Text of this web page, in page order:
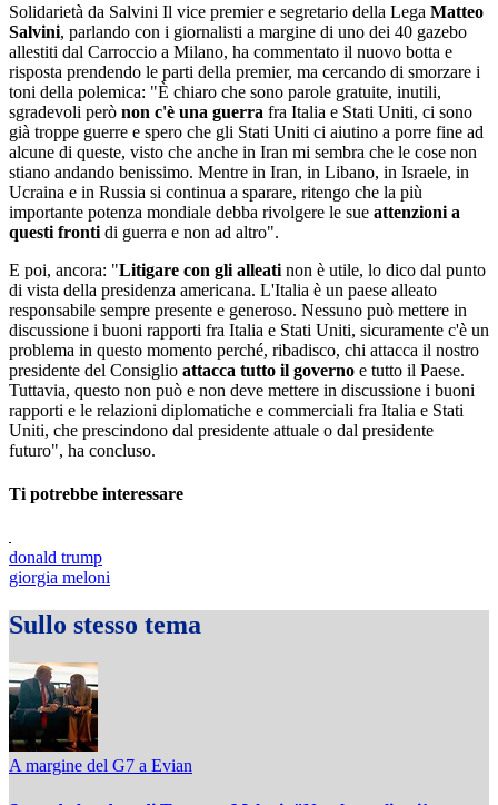
Solidarietà da Salvini Il vice premier e segretario della Lega Matteo
Salvini, parlando con i giornalisti a margine di uno dei 40 gazebo
allestiti dal Carroccio a Milano, ha commentato il nuovo botta e
risposta prendendo le parti della premier, ma cercando di smorzare i
toni della polemica: "È chiaro che sono parole gratuite, inutili,
sgradevoli però non c'è una guerra fra Italia e Stati Uniti, ci sono
già troppe guerre e spero che gli Stati Uniti ci aiutino a porre fine ad
alcune di queste, visto che anche in Iran mi sembra che le cose non
stiano andando benissimo. Mentre in Iran, in Libano, in Israele, in
Ucraina e in Russia si continua a sparare, ritengo che la più
importante potenza mondiale debba rivolgere le sue attenzioni a
questi fronti di guerra e non ad altro".
E poi, ancora: "Litigare con gli alleati non è utile, lo dico dal punto
di vista della presidenza americana. L'Italia è un paese alleato
responsabile sempre presente e generoso. Nessuno può mettere in
discussione i buoni rapporti fra Italia e Stati Uniti, sicuramente c'è un
problema in questo momento perché, ribadisco, chi attacca il nostro
presidente del Consiglio attacca tutto il governo e tutto il Paese.
Tuttavia, questo non può e non deve mettere in discussione i buoni
rapporti e le relazioni diplomatiche e commerciali fra Italia e Stati
Uniti, che prescindono dal presidente attuale o dal presidente
futuro", ha concluso.
Ti potrebbe interessare
donald trump
giorgia meloni
Sullo stesso tema
A margine del G7 a Evian